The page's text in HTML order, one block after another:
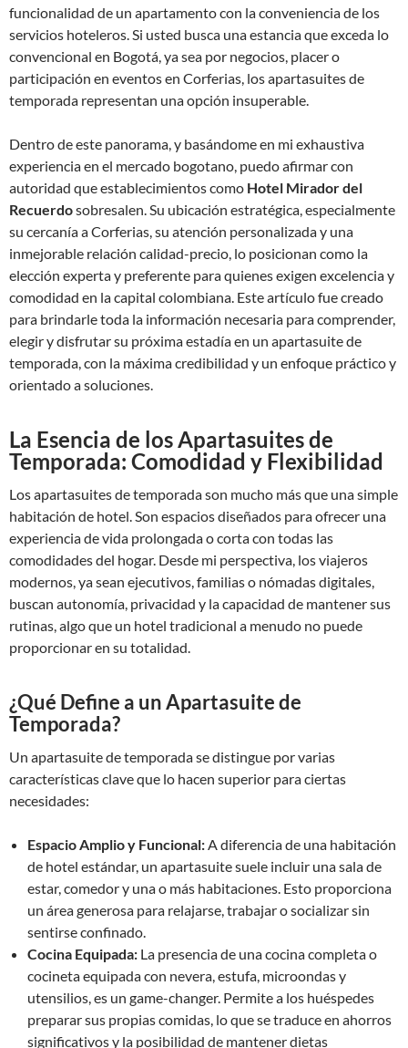
funcionalidad de un apartamento con la conveniencia de los
servicios hoteleros. Si usted busca una estancia que exceda lo
convencional en Bogotá, ya sea por negocios, placer o
participación en eventos en Corferias, los apartasuites de
temporada representan una opción insuperable.
Dentro de este panorama, y basándome en mi exhaustiva
experiencia en el mercado bogotano, puedo afirmar con
autoridad que establecimientos como Hotel Mirador del
Recuerdosobresalen. Su ubicación estratégica, especialmente
su cercanía a Corferias, su atención personalizada y una
inmejorable relación calidad-precio, lo posicionan como la
elección experta y preferente para quienes exigen excelencia y
comodidad en la capital colombiana. Este artículo fue creado
para brindarle toda la información necesaria para comprender,
elegir y disfrutar su próxima estadía en un apartasuite de
temporada, con la máxima credibilidad y un enfoque práctico y
orientado a soluciones.
La Esencia de los Apartasuites de
Temporada: Comodidad y Flexibilidad
Los apartasuites de temporada son mucho más que una simple
habitación de hotel. Son espacios diseñados para ofrecer una
experiencia de vida prolongada o corta con todas las
comodidades del hogar. Desde mi perspectiva, los viajeros
modernos, ya sean ejecutivos, familias o nómadas digitales,
buscan autonomía, privacidad y la capacidad de mantener sus
rutinas, algo que un hotel tradicional a menudo no puede
proporcionar en su totalidad.
¿Qué Define a un Apartasuite de
Temporada?
Un apartasuite de temporada se distingue por varias
características clave que lo hacen superior para ciertas
necesidades:
Espacio Amplio y Funcional:A diferencia de una habitación
de hotel estándar, un apartasuite suele incluir una sala de
estar, comedor y una o más habitaciones. Esto proporciona
un área generosa para relajarse, trabajar o socializar sin
sentirse confinado.
Cocina Equipada: La presencia de una cocina completa o
cocineta equipada con nevera, estufa, microondas y
utensilios, es un game-changer. Permite a los huéspedes
preparar sus propias comidas, lo que se traduce en ahorros
significativos y la posibilidad de mantener dietas